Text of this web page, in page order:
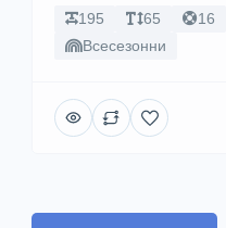
195 65 16
Всесезонни